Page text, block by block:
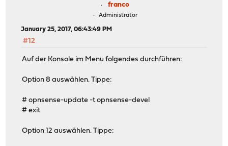
franco
Administrator
January 25, 2017, 06:43:49 PM
#12
Auf der Konsole im Menu folgendes durchführen:
Option 8 auswählen. Tippe:
# opnsense-update -t opnsense-devel
# exit
Option 12 auswählen. Tippe: